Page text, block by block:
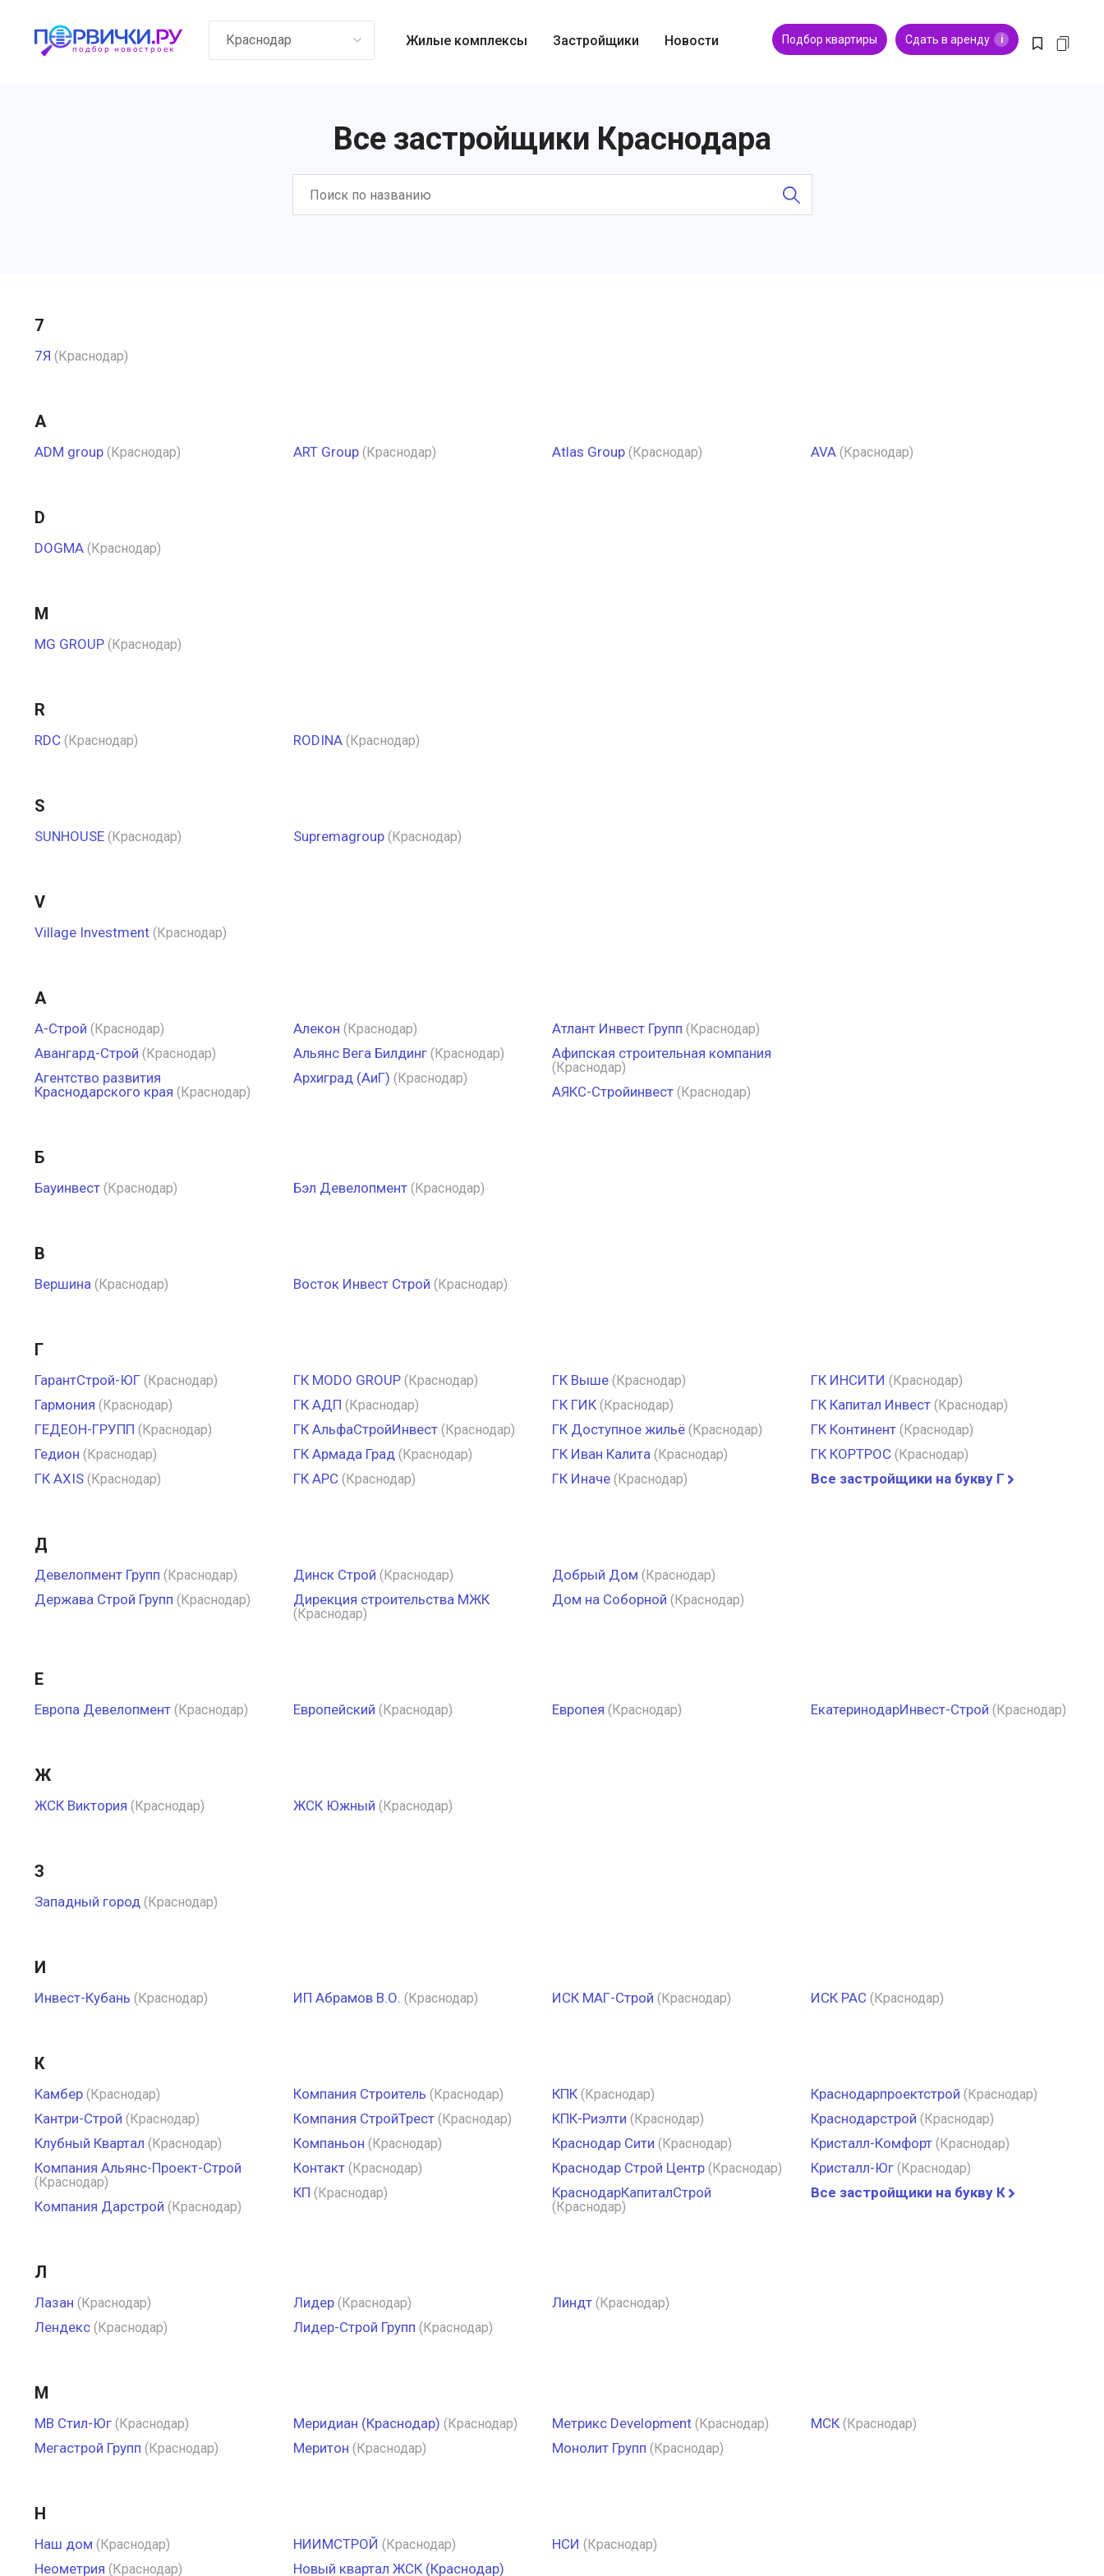
Краснодар Жилые комплексы Застройщики Новости Подбор квартиры Сдать в аренду i
Все застройщики Краснодара
7
7Я (Краснодар)
A
ADM group (Краснодар) ART Group (Краснодар) Atlas Group (Краснодар) AVA (Краснодар)
D
DOGMA (Краснодар)
M
MG GROUP (Краснодар)
R
RDC (Краснодар) RODINA (Краснодар)
S
SUNHOUSE (Краснодар) Supremagroup (Краснодар)
V
Village Investment (Краснодар)
А
А-Строй (Краснодар)
Авангард-Строй (Краснодар)
Агентство развития
Краснодарского края (Краснодар)
Алекон (Краснодар)
Альянс Вега Билдинг (Краснодар)
Архиград (АиГ) (Краснодар)
Атлант Инвест Групп (Краснодар)
Афипская строительная компания
(Краснодар)
АЯКС-Стройинвест (Краснодар)
Б
Бауинвест (Краснодар) Бэл Девелопмент (Краснодар)
В
Вершина (Краснодар) Восток Инвест Строй (Краснодар)
Г
ГарантСтрой-ЮГ (Краснодар)
Гармония (Краснодар)
ГЕДЕОН-ГРУПП (Краснодар)
Гедион (Краснодар)
ГК AXIS (Краснодар)
ГК MODO GROUP (Краснодар)
ГК АДП (Краснодар)
ГК АльфаСтройИнвест (Краснодар)
ГК Армада Град (Краснодар)
ГК АРС (Краснодар)
ГК Выше (Краснодар)
ГК ГИК (Краснодар)
ГК Доступное жильё (Краснодар)
ГК Иван Калита (Краснодар)
ГК Иначе (Краснодар)
ГК ИНСИТИ (Краснодар)
ГК Капитал Инвест (Краснодар)
ГК Континент (Краснодар)
ГК КОРТРОС (Краснодар)
Все застройщики на букву Г
Д
Девелопмент Групп (Краснодар)
Держава Строй Групп (Краснодар)
Динск Строй (Краснодар)
Дирекция строительства МЖК
(Краснодар)
Добрый Дом (Краснодар)
Дом на Соборной (Краснодар)
Е
Европа Девелопмент (Краснодар) Европейский (Краснодар) Европея (Краснодар) ЕкатеринодарИнвест-Строй (Краснодар)
Ж
ЖСК Виктория (Краснодар) ЖСК Южный (Краснодар)
З
Западный город (Краснодар)
И
Инвест-Кубань (Краснодар) ИП Абрамов В.О. (Краснодар) ИСК МАГ-Строй (Краснодар) ИСК РАС (Краснодар)
К
Камбер (Краснодар)
Кантри-Строй (Краснодар)
Клубный Квартал (Краснодар)
Компания Альянс-Проект-Строй
(Краснодар)
Компания Дарстрой (Краснодар)
Компания Строитель (Краснодар)
Компания СтройТрест (Краснодар)
Компаньон (Краснодар)
Контакт (Краснодар)
КП (Краснодар)
КПК (Краснодар)
КПК-Риэлти (Краснодар)
Краснодар Сити (Краснодар)
Краснодар Строй Центр (Краснодар)
КраснодарКапиталСтрой
(Краснодар)
Краснодарпроектстрой (Краснодар)
Краснодарстрой (Краснодар)
Кристалл-Комфорт (Краснодар)
Кристалл-Юг (Краснодар)
Все застройщики на букву К
Л
Лазан (Краснодар)
Лендекс (Краснодар)
Лидер (Краснодар)
Лидер-Строй Групп (Краснодар)
Линдт (Краснодар)
М
МВ Стил-Юг (Краснодар)
Мегастрой Групп (Краснодар)
Меридиан (Краснодар) (Краснодар)
Меритон (Краснодар)
Метрикс Develoрment (Краснодар)
Монолит Групп (Краснодар)
МСК (Краснодар)
Н
Наш дом (Краснодар)
Неометрия (Краснодар)
НИИМСТРОЙ (Краснодар)
Новый квартал ЖСК (Краснодар)
НСИ (Краснодар)